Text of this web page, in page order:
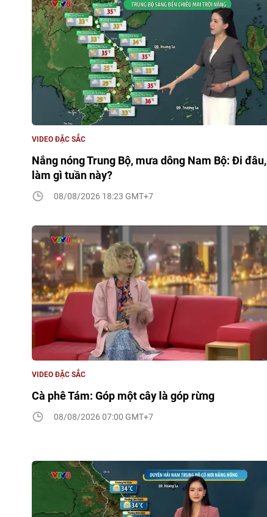
Nắng nóng Trung Bộ, mưa dông Nam Bộ: Đi đâu,
làm gì tuần này?
VIDEO ĐẶC SẮC
08/08/2026 18:23 GMT+7
Cà phê Tám: Góp một cây là góp rừng
VIDEO ĐẶC SẮC
08/08/2026 07:00 GMT+7